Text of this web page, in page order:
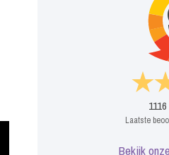
1116
Laatste
Bekijk